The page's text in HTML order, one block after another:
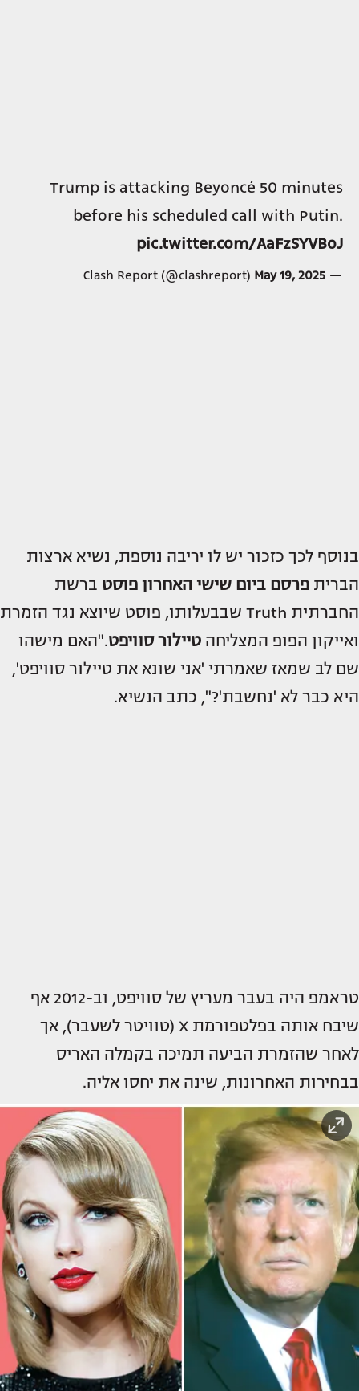
Trump is attacking Beyoncé 50 minutes
before his scheduled call with Putin.
pic.twitter.com/AaFzSYVBoJ
— Clash Report (@clashreport)
May 19, 2025
בנוסף לכך כזכור יש לו יריבה נוספת, נשיא ארצות
הברית פרסם ביום שישי האחרון פוסט ברשת
החברתית Truth שבבעלותו, פוסט שיוצא נגד הזמרת
ואייקון הפופ המצליחה טיילור סוויפט."האם מישהו
שם לב שמאז שאמרתי 'אני שונא את טיילור סוויפט',
היא כבר לא 'נחשבת'?", כתב הנשיא.
טראמפ היה בעבר מעריץ של סוויפט, וב-2012 אף
שיבח אותה בפלטפורמת X (טוויטר לשעבר), אך
לאחר שהזמרת הביעה תמיכה בקמלה האריס
בבחירות האחרונות, שינה את יחסו אליה.